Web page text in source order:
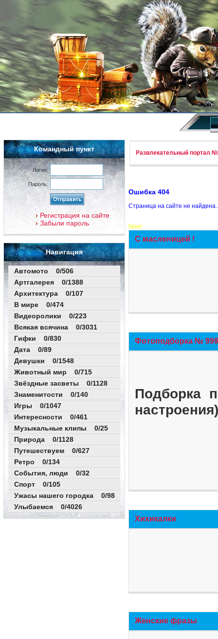
Командный пункт
Логин:
Пароль:
Регистрация на сайте
Забыли пароль
Навигация
Автомото 0/506
Артгалерея 0/1388
Архитектура 0/107
В мире 0/474
Видеоролики 0/223
Всякая всячина 0/3031
Гифки 0/830
Дата 0/89
Девушки 0/1548
Животный мир 0/715
Звёздные засветы 0/1128
Знаменитости 0/140
Игры 0/1047
Интересности 0/461
Музыкальные клипы 0/25
Природа 0/1128
Путешествуем 0/627
Ретро 0/134
События, люди 0/32
Спорт 0/105
Ужасы нашего городка 0/98
Улыбаемся 0/4026
Развлекательный портал
Ошибка 404
Страница на сайте не
New!
С масленицей !
Фотоподборка №
Подборка
Хихикалки
Женские фразы